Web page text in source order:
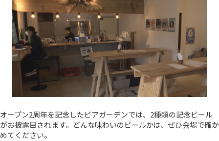
オープン2周年を記念したビアガーデンでは、2種類の記念ビール
がお披露目されます。どんな味わいのビールかは、ぜひ会場で確か
めてください。